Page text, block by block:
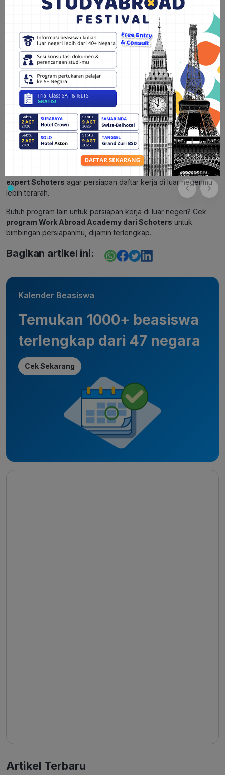
4. Pembayaran bonus untuk calon kandidat yang berhasil lulus
ujian bahasa Jerman level A2 dan level B1 pertama (tidak
mengulang), masing-masing mendapatkan bonus €250.
5. Buku pelatihan dan instruktur bahasa Jerman.
6. Visa kerja dan tiket keberangkatan dari Jakarta ke Jerman.
7. Perawat akan menanggung biaya penuh atau sebagian dari
penginapan, tergantung perjanjian kerja antara pemberi kerja
dan pekerja migran Indonesia. Pekerja migran Indonesia yang
telah lulus Lisensi Profesi Perawat di Jerman dapat membawa
keluarganya untuk tinggal di Jerman.
Rekomendasi bimbingan persiapan G to G Jerman
konsultasi dengan konsultan
expert Schoters agar persiapan daftar kerja di luar negerimu
lebih terarah.
Butuh program lain untuk persiapan kerja di luar negeri? Cek
program Work Abroad Academy dari Schoters untuk
bimbingan persiapanmu, dijamin terlengkap.
Bagikan artikel ini:
Kalender Beasiswa
Temukan 1000+ beasiswa
terlengkap dari 47 negara
Cek Sekarang
Artikel Terbaru